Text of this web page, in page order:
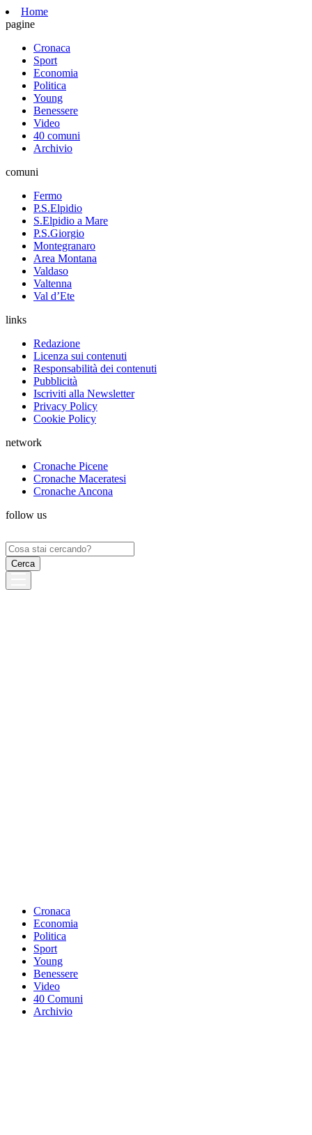
Home
pagine
Cronaca
Sport
Economia
Politica
Young
Benessere
Video
40 comuni
Archivio
comuni
Fermo
P.S.Elpidio
S.Elpidio a Mare
P.S.Giorgio
Montegranaro
Area Montana
Valdaso
Valtenna
Val d’Ete
links
Redazione
Licenza sui contenuti
Responsabilità dei contenuti
Pubblicità
Iscriviti alla Newsletter
Privacy Policy
Cookie Policy
network
Cronache Picene
Cronache Maceratesi
Cronache Ancona
follow us
Ricerca
per:
Cronaca
Economia
Politica
Sport
Young
Benessere
Video
40 Comuni
Archivio